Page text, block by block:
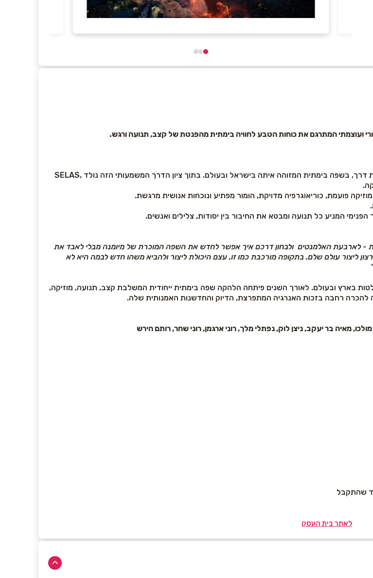
פועמת, כוריאוגרפיה מדויקת, הומור מפתיע ונוכחות אנושית מרגשת.
- לארבעת האלמנטים ולבחון דרכם איך אפשר לחדש את השפה המוכרת של מיומנה מבלי לאבד את
ליצור עולם שלם. בתקופה מורכבת כמו זו, עצם היכולת ליצור ולהביא משהו חדש לבמה היא לא
הישראליות הבולטות בארץ ובעולם. לאורך השנים פיתחה הלהקה שפה בימתית ייחודית המשלבת קצב, תנועה, מוזיקה,
להכרה רחבה בזכות האנרגיה המתפרצת, הדיוק והחדשנות האמנותית שלה.
מאיה בר יעקב, ניצן לוק, נפתלי מלך, רוני ארגמן, רוני שחר, רותם הירש
לאתר בית העסק